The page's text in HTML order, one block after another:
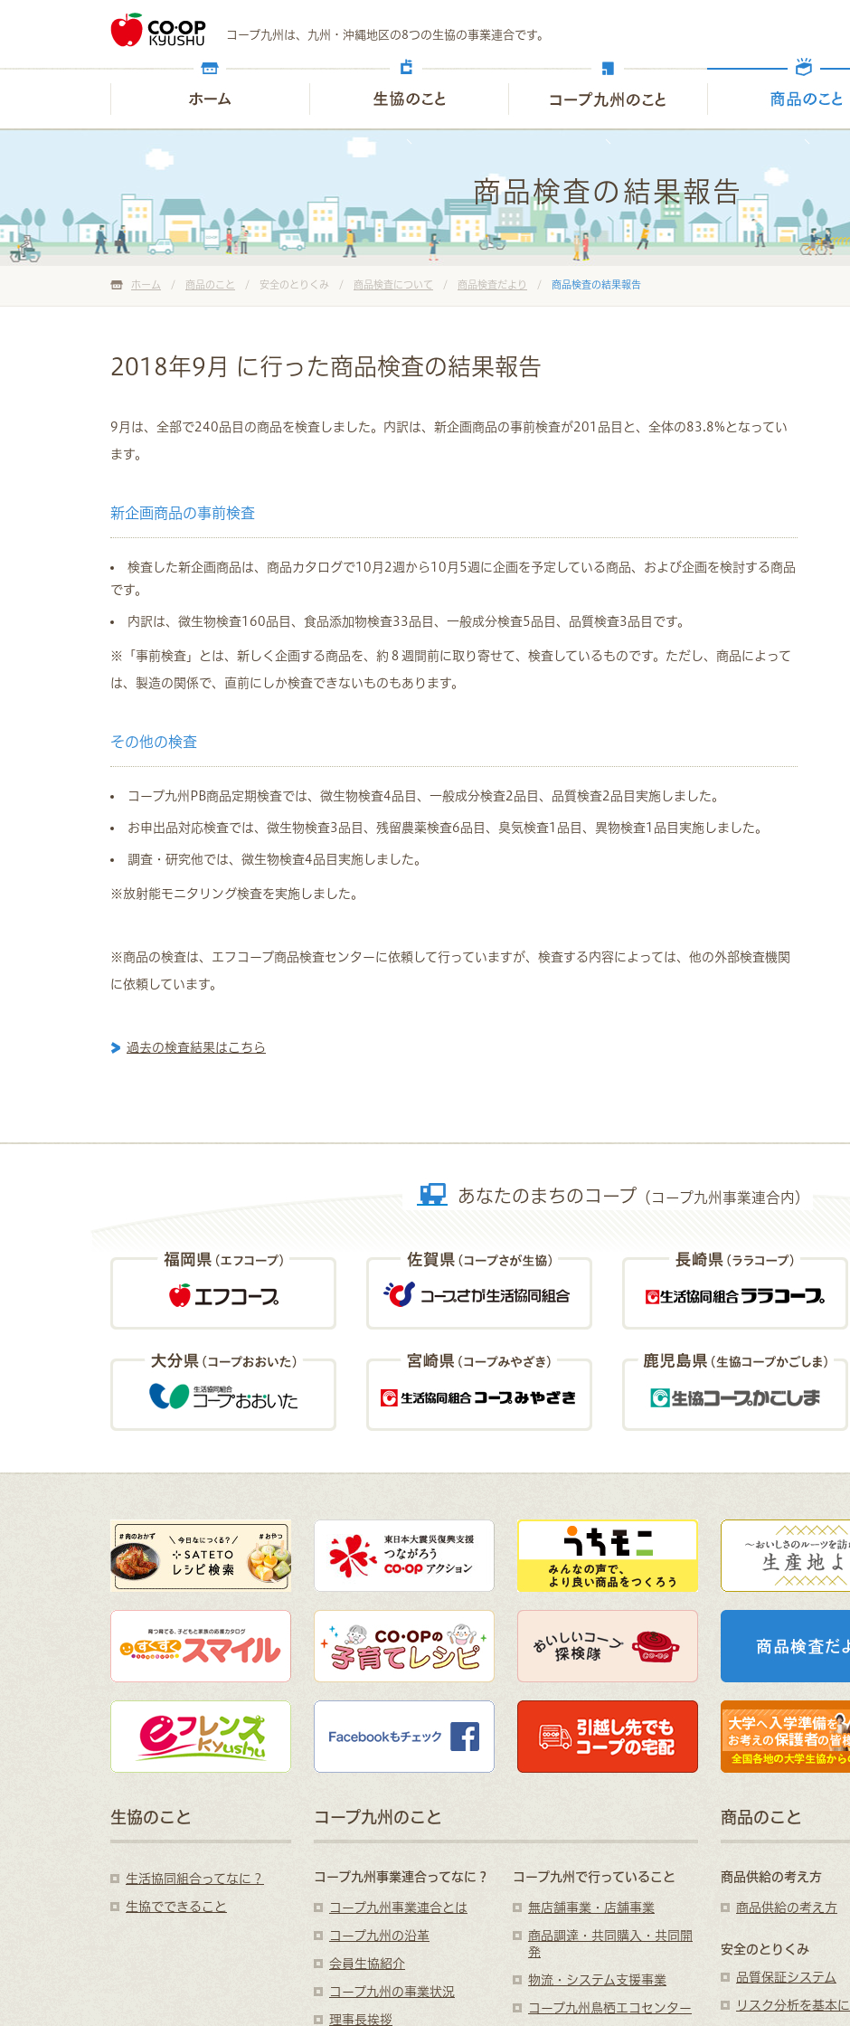
コープ九州は、九州・沖縄地区の8つの生協の事業連合です。
商品検査の結果報告
ホーム / 商品のこと / 安全のとりくみ / 商品検査について / 商品検査だより / 商品検査の結果報告
2018年9月 に行った商品検査の結果報告
9月は、全部で240品目の商品を検査しました。内訳は、新企画商品の事前検査が201品目と、全体の83.8%となってい
ます。
新企画商品の事前検査
検査した新企画商品は、商品カタログで10月2週から10月5週に企画を予定している商品、および企画を検討する商品
です。
内訳は、微生物検査160品目、食品添加物検査33品目、一般成分検査5品目、品質検査3品目です。
※「事前検査」とは、新しく企画する商品を、約８週間前に取り寄せて、検査しているものです。ただし、商品によって
は、製造の関係で、直前にしか検査できないものもあります。
その他の検査
コープ九州PB商品定期検査では、微生物検査4品目、一般成分検査2品目、品質検査2品目実施しました。
お申出品対応検査では、微生物検査3品目、残留農薬検査6品目、臭気検査1品目、異物検査1品目実施しました。
調査・研究他では、微生物検査4品目実施しました。
※放射能モニタリング検査を実施しました。
※商品の検査は、エフコープ商品検査センターに依頼して行っていますが、検査する内容によっては、他の外部検査機関
に依頼しています。
過去の検査結果はこちら
あなたのまちのコープ （コープ九州事業連合内）
生協のこと
生活協同組合ってなに？
生協でできること
コープ九州のこと
コープ九州事業連合ってなに？
コープ九州事業連合とは
コープ九州の沿革
会員生協紹介
コープ九州の事業状況
理事長挨拶
コープ九州で行っていること
無店舗事業・店舗事業
商品調達・共同購入・共同開
発
物流・システム支援事業
コープ九州鳥栖エコセンター
商品のこと
商品供給の考え方
商品供給の考え方
安全のとりくみ
品質保証システム
リスク分析を基本に